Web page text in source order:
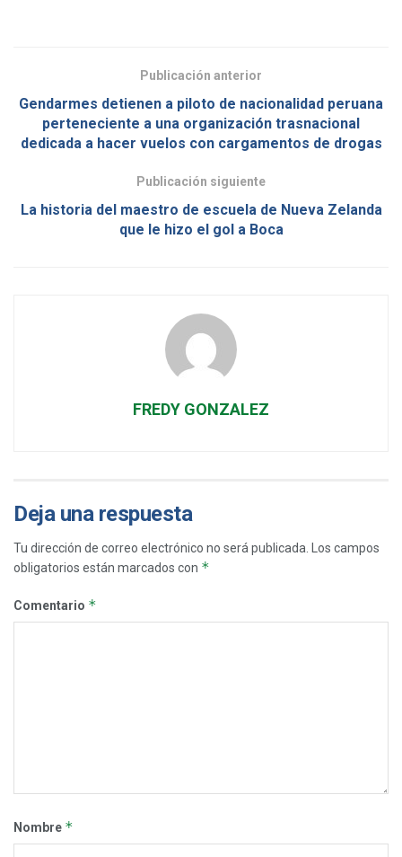
Publicación anterior
Gendarmes detienen a piloto de nacionalidad peruana
perteneciente a una organización trasnacional
dedicada a hacer vuelos con cargamentos de drogas
Publicación siguiente
La historia del maestro de escuela de Nueva Zelanda
que le hizo el gol a Boca
FREDY GONZALEZ
Deja una respuesta
Tu dirección de correo electrónico no será publicada. Los campos
obligatorios están marcados con *
Comentario *
Nombre *